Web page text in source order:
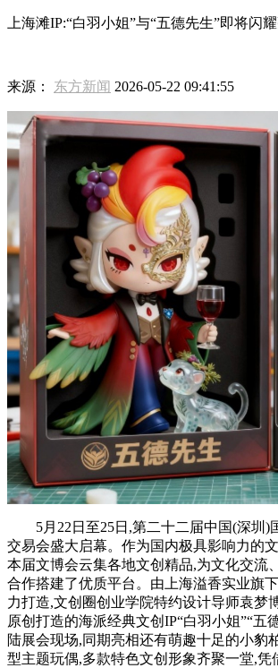
上海滩IP:“白羽小姐”与“五德先生”即将闪
来源： 东方新闻 2026-05-22 09:41:55
5月22日至25日,第二十二届中国(深圳)
交易会盛大启幕。作为国内极具影响力的
本届文博会云集各地文创精品,为文化交流
合作搭建了优质平台。由上海溢香实业旗
力打造,文创圈创业学院特约设计导师袁梦
原创打造的海派经典文创IP“白羽小姐”“五
陆展会现场,同期亮相还有萌趣十足的小豹
型主题玩偶,多款特色文创形象齐聚一堂,凭